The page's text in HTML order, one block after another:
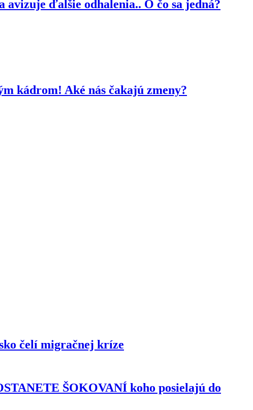
ďalšie odhalenia.. O čo sa jedná?
kádrom! Aké nás čakajú zmeny?
čelí migračnej kríze
ŠOKOVANÍ koho posielajú do